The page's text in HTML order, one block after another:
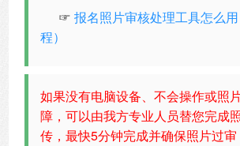
☞报名照片审核处理工具怎么
程）
如果没有电脑设备、不会操作或照
障，可以由我方专业人员替您完成
传，最快5分钟完成并确保照片过审